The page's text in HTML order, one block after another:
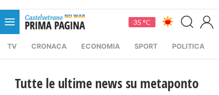
35 °C
TV CRONACA ECONOMIA SPORT POLITICA
Tutte le ultime news su metaponto